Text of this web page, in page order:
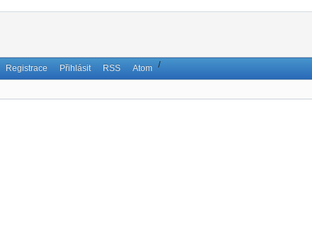
Registrace Přihlásit RSS /
Atom